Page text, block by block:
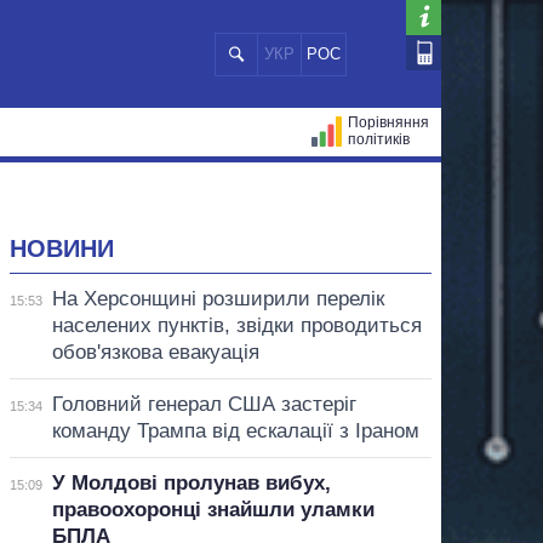
УКР РОС
Порівняння
політиків
НОВИНИ
15:53
На Херсонщині розширили перелік
населених пунктів, звідки проводиться
обов'язкова евакуація
15:34
Головний генерал США застеріг
команду Трампа від ескалації з Іраном
15:09
У Молдові пролунав вибух,
правоохоронці знайшли уламки
БПЛА